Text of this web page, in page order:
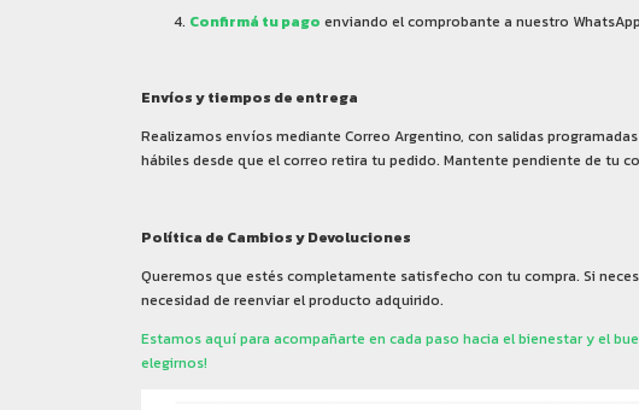
Confirmá tu pago enviando el comprobante a nuestro
Envíos y tiempos de entrega
Realizamos envíos mediante Correo Argentino, con salidas
hábiles desde que el correo retira tu pedido. Mantente pendiente de tu
Política de Cambios y Devoluciones
Queremos que estés completamente satisfecho con tu compra. Si
necesidad de reenviar el producto adquirido.
Estamos aquí para acompañarte en cada paso hacia el bienestar y el
elegirnos!